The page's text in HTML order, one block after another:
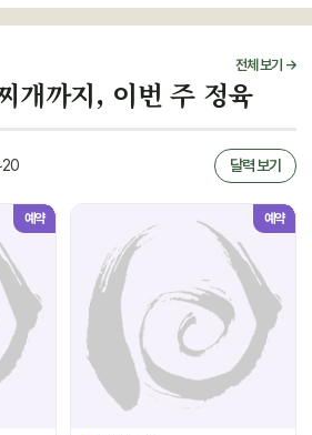
전체 보기 →
개까지, 이번 주 정육
달력 보기
예약 예약